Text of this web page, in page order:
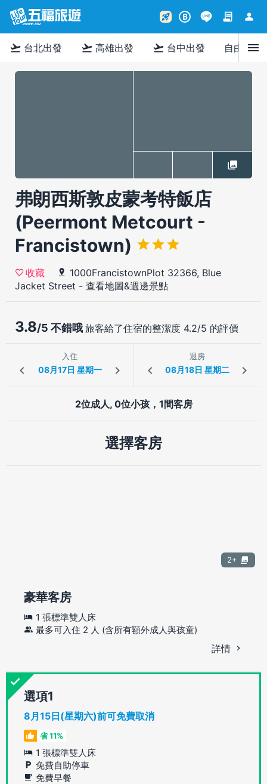
rocket_launch B contract person
flight_takeoff 台北出發 flight_takeoff 高雄出發 flight_takeoff 台中出發 自由行menu
弗朗西斯敦皮蒙考特飯店
(Peermont Metcourt -
Francistown)
收藏
1000FrancistownPlot 32366, Blue
Jacket Street - 查看地圖&週邊景點
3.8/5 不錯哦 旅客給了住宿的整潔度 4.2/5 的評價
入住 退房
2位成人, 0位小孩，1間客房
選擇客房
2+
豪華客房
1 張標準雙人床
最多可入住 2 人 (含所有額外成人與孩童)
詳情
選項
8月15日(星期六)前可免費取消
省 11%
1 張標準雙人床
免費自助停車
免費早餐